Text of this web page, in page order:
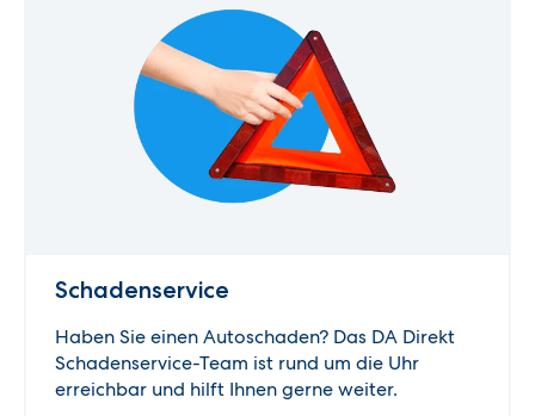
Schadenservice
Haben Sie einen Autoschaden? Das DA Direkt
Schadenservice-Team ist rund um die Uhr
erreichbar und hilft Ihnen gerne weiter.